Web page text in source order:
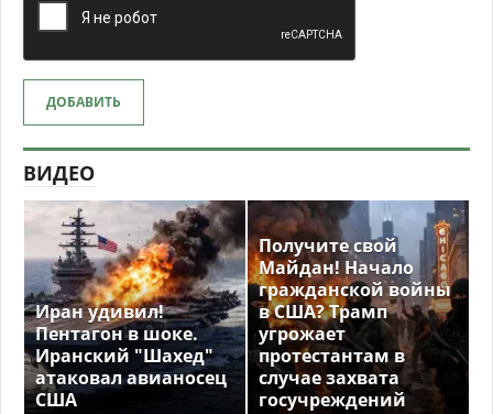
ДОБАВИТЬ
ВИДЕО
Иран удивил!
Пентагон в шоке.
Иранский "Шахед"
атаковал авианосец
США
Получите свой
Майдан! Начало
гражданской войны
в США? Трамп
угрожает
протестантам в
случае захвата
госучреждений